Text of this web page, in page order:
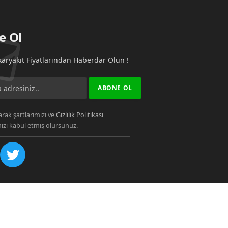
Ol
Fiyatlarından Haberdar Olun !
şartlarımızı veGizlilik Politikası
kabul etmiş olursunuz.